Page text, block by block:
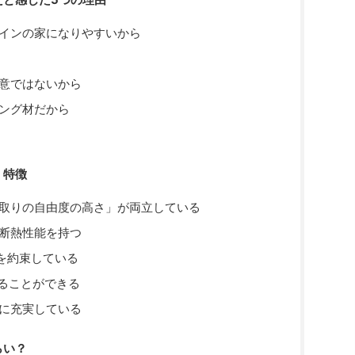
の家になりやすいから
ではないから
グ材だから
特徴
の自由度の高さ」が両立している
熱性能を持つ
束している
ことができる
充実している
？